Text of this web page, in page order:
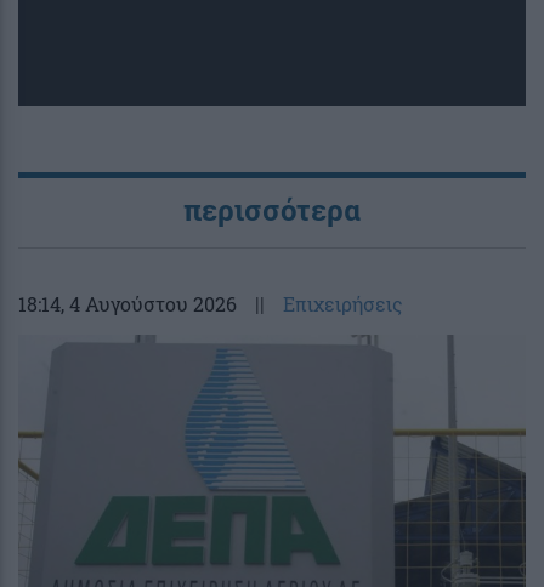
περισσότερα
18:14, 4 Αυγούστου 2026 || Επιχειρήσεις